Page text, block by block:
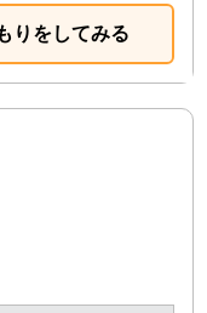
りをしてみる